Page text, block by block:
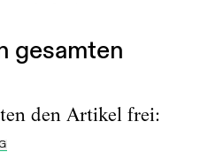
gesamten
den Artikel frei: